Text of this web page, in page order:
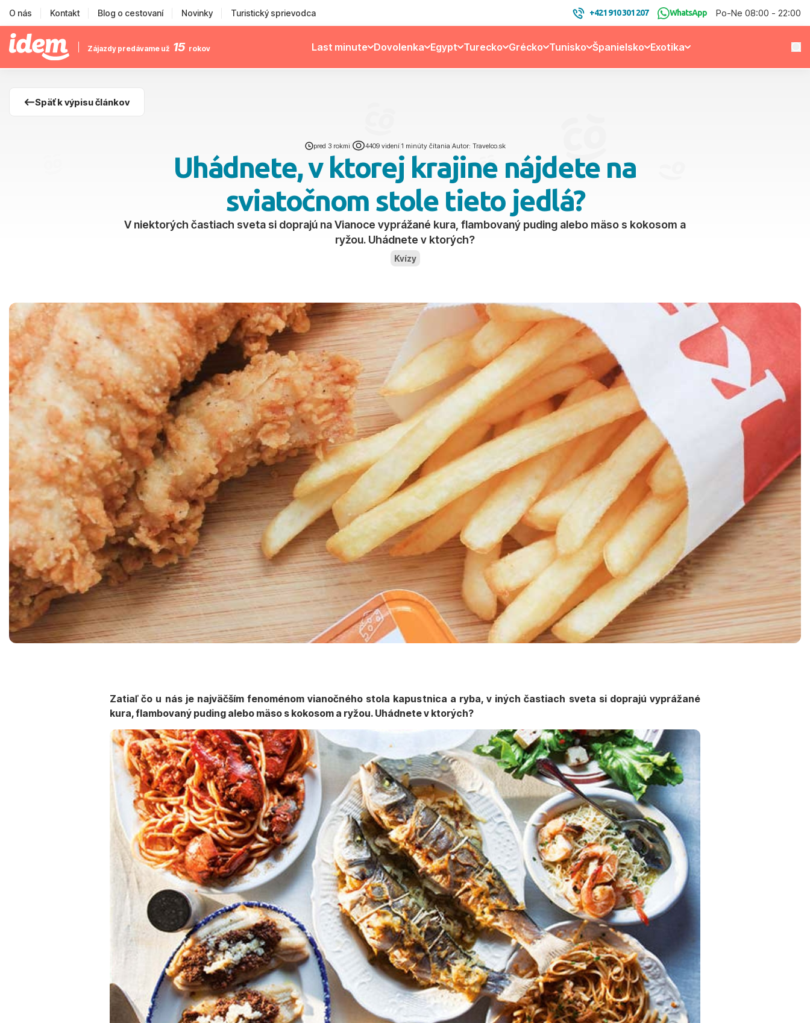
O nás Kontakt Blog o cestovaní Novinky Turistický sprievodca +421 910 301 207 WhatsApp Po-Ne 08:00 - 22:00
Zájazdy predávame už 15 rokov Last minute Dovolenka Egypt Turecko Grécko Tunisko Španielsko Exotika
Späť k výpisu článkov
pred 3 rokmi 4409 videní| 1 minúty čítania Autor: Travelco.sk
Uhádnete, v ktorej krajine nájdete na
sviatočnom stole tieto jedlá?
V niektorých častiach sveta si doprajú na Vianoce vyprážané kura, flambovaný puding alebo mäso s kokosom a
ryžou. Uhádnete v ktorých?
Kvízy
Zatiaľ čo u nás je najväčším fenoménom vianočného stola kapustnica a ryba, v iných častiach sveta si doprajú vyprážané
kura, flambovaný puding alebo mäso s kokosom a ryžou. Uhádnete v ktorých?